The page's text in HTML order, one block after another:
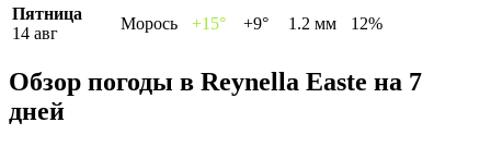
Пятница
14 авг
Морось +15° +9° 1.2 мм 12%
Обзор погоды в Reynella Eastе на 7
дней